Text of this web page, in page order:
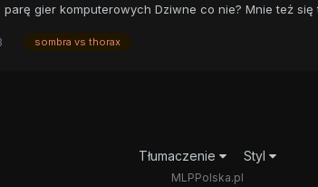
gier komputerowych Dziwne co nie? Mnie też się
sombra vs thorax
Tłumaczenie Styl
MLPPolska.pl